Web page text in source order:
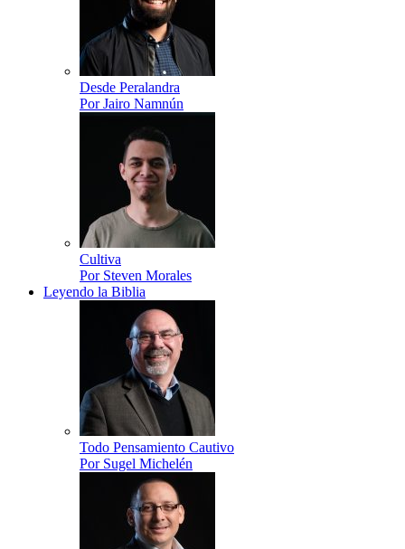
Desde Peralandra
Por Jairo Namnún
Cultiva
Por Steven Morales
Leyendo la Biblia
Todo Pensamiento Cautivo
Por Sugel Michelén